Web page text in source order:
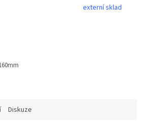
externí sklad
Diskuze